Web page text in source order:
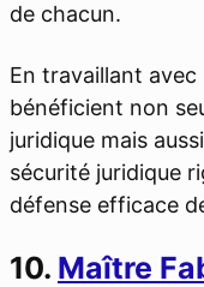
de chacun.
En travaillant
bénéficient non
juridique mais
sécurité juridique
défense efficace
10. Maître